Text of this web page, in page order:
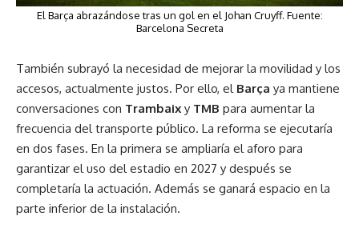
El Barça abrazándose tras un gol en el Johan Cruyff. Fuente:
Barcelona Secreta
También subrayó la necesidad de mejorar la movilidad y los
accesos, actualmente justos. Por ello, el Barça ya mantiene
conversaciones con Trambaix y TMB para aumentar la
frecuencia del transporte público. La reforma se ejecutaría
en dos fases. En la primera se ampliaría el aforo para
garantizar el uso del estadio en 2027 y después se
completaría la actuación. Además se ganará espacio en la
parte inferior de la instalación.